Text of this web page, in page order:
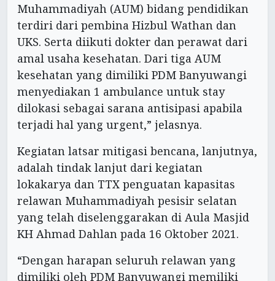
Muhammadiyah (AUM) bidang pendidikan
terdiri dari pembina Hizbul Wathan dan
UKS. Serta diikuti dokter dan perawat dari
amal usaha kesehatan. Dari tiga AUM
kesehatan yang dimiliki PDM Banyuwangi
menyediakan 1 ambulance untuk stay
dilokasi sebagai sarana antisipasi apabila
terjadi hal yang urgent,” jelasnya.
Kegiatan latsar mitigasi bencana, lanjutnya,
adalah tindak lanjut dari kegiatan
lokakarya dan TTX penguatan kapasitas
relawan Muhammadiyah pesisir selatan
yang telah diselenggarakan di Aula Masjid
KH Ahmad Dahlan pada 16 Oktober 2021.
“Dengan harapan seluruh relawan yang
dimiliki oleh PDM Banyuwangi memiliki